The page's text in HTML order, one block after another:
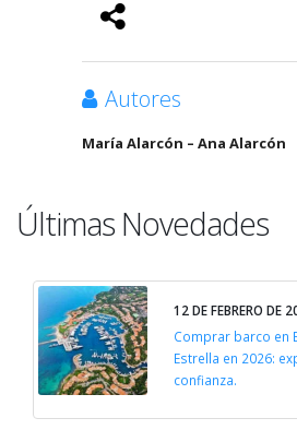
Autores
María Alarcón – Ana Alarcón
Últimas Novedades
12 DE FEBRERO DE
Comprar barco en
Estrella en 2026:
confianza.